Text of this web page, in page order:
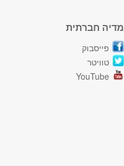
מדיה חברתית
פייסבוק
טוויטר
YouTube